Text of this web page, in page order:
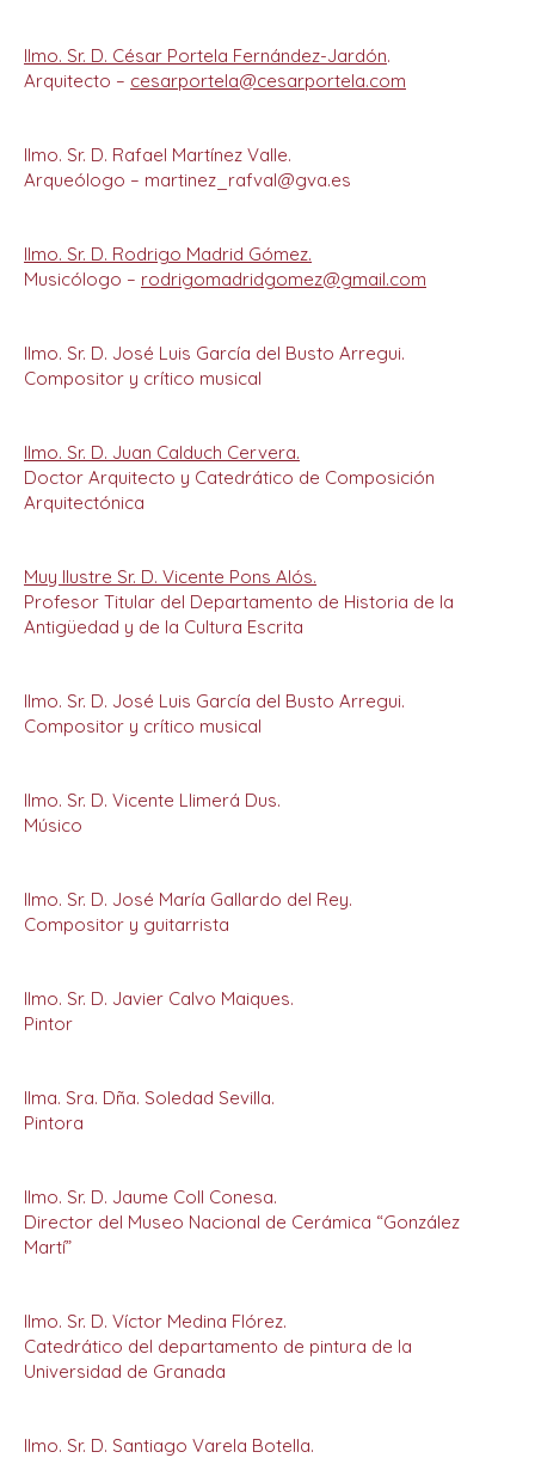
Ilmo. Sr. D. César Portela Fernández-Jardón.
Arquitecto – cesarportela@cesarportela.com
Ilmo. Sr. D. Rafael Martínez Valle.
Arqueólogo – martinez_rafval@gva.es
Ilmo. Sr. D. Rodrigo Madrid Gómez.
Musicólogo – rodrigomadridgomez@gmail.com
Ilmo. Sr. D. José Luis García del Busto Arregui.
Compositor y crítico musical
Ilmo. Sr. D. Juan Calduch Cervera.
Doctor Arquitecto y Catedrático de Composición
Arquitectónica
Muy Ilustre Sr. D. Vicente Pons Alós.
Profesor Titular del Departamento de Historia de la
Antigüedad y de la Cultura Escrita
Ilmo. Sr. D. José Luis García del Busto Arregui.
Compositor y crítico musical
Ilmo. Sr. D. Vicente Llimerá Dus.
Músico
Ilmo. Sr. D. José María Gallardo del Rey.
Compositor y guitarrista
Ilmo. Sr. D. Javier Calvo Maiques.
Pintor
Ilma. Sra. Dña. Soledad Sevilla.
Pintora
Ilmo. Sr. D. Jaume Coll Conesa.
Director del Museo Nacional de Cerámica “González
Martí”
Ilmo. Sr. D. Víctor Medina Flórez.
Catedrático del departamento de pintura de la
Universidad de Granada
Ilmo. Sr. D. Santiago Varela Botella.